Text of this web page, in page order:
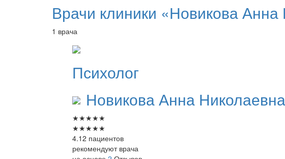
Врачи клиники «Новикова Анна
1 врача
Психолог
НовиковаАнна Николаевна
★★★★★
★★★★★
4.12 пациентов
рекомендуют врача